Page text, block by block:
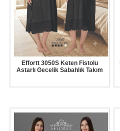
Effortt 3050S Keten Fistolu
Astarlı Gecelik Sabahlık Takım